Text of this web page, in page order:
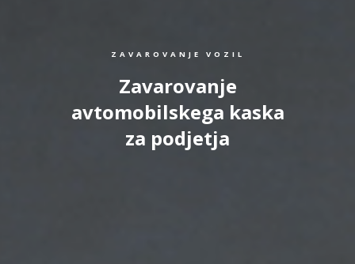
ZAVAROVANJE VOZIL
Zavarovanje
avtomobilskega kaska
za podjetja